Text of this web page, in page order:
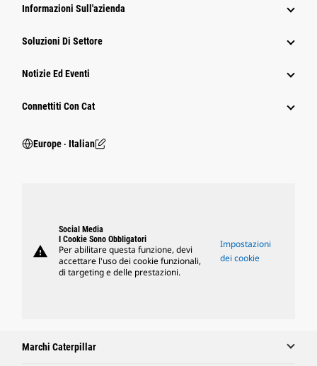
Informazioni Sull'azienda
Soluzioni Di Settore
Notizie Ed Eventi
Connettiti Con Cat
Europe ‧ Italian
warning
Social Media
I Cookie Sono Obbligatori
Per abilitare questa funzione, devi
accettare l'uso dei cookie funzionali,
di targeting e delle prestazioni.
Impostazioni
dei cookie
Marchi Caterpillar